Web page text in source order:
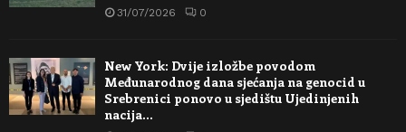
31/07/2026 0
New York: Dvije izložbe povodom
Međunarodnog dana sjećanja na genocid u
Srebrenici ponovo u sjedištu Ujedinjenih
nacija…